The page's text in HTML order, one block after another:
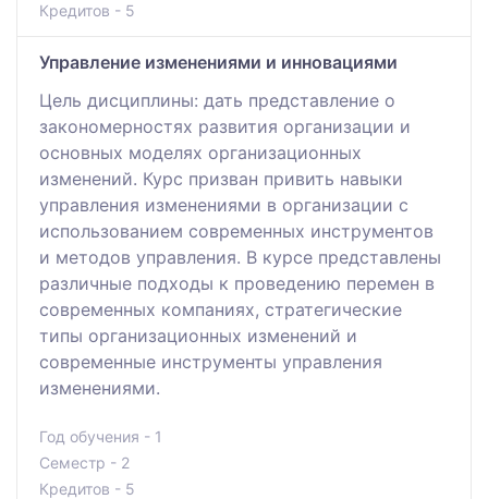
Кредитов - 5
Управление изменениями и инновациями
Цель дисциплины: дать представление о
закономерностях развития организации и
основных моделях организационных
изменений. Курс призван привить навыки
управления изменениями в организации с
использованием современных инструментов
и методов управления. В курсе представлены
различные подходы к проведению перемен в
современных компаниях, стратегические
типы организационных изменений и
современные инструменты управления
изменениями.
Год обучения - 1
Семестр - 2
Кредитов - 5